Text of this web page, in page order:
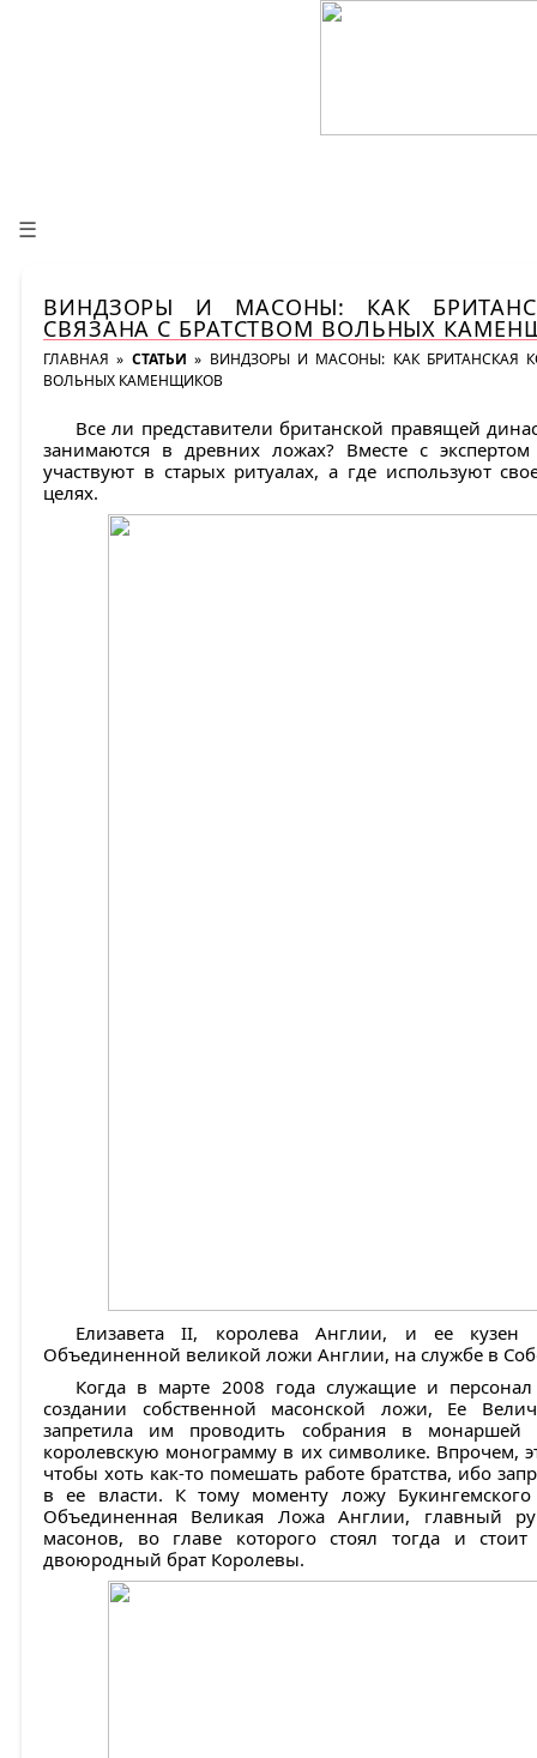
☰
ВИНДЗОРЫ И МАСОНЫ: КАК
СВЯЗАНА С БРАТСТВОМ ВОЛЬНЫХ
ГЛАВНАЯ » СТАТЬИ » ВИНДЗОРЫ И МАСОНЫ: КАК БРИТАНСКАЯ
ВОЛЬНЫХ КАМЕНЩИКОВ
Все ли представители британской правящей
занимаются в древних ложах? Вместе с
участвуют в старых ритуалах, а где используют
целях.
Елизавета II, королева Англии, и ее кузен
Объединенной великой ложи Англии, на службе в
Когда в марте 2008 года служащие и
создании собственной масонской ложи, Ее
запретила им проводить собрания в монаршей
королевскую монограмму в их символике. Впрочем,
чтобы хоть как-то помешать работе братства, ибо
в ее власти. К тому моменту ложу
Объединенная Великая Ложа Англии, главный
масонов, во главе которого стоял тогда и
двоюродный брат Королевы.